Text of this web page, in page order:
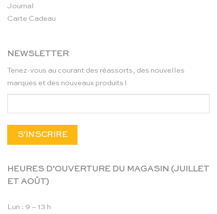
Journal
Carte Cadeau
NEWSLETTER
Tenez-vous au courant des réassorts, des nouvelles
marques et des nouveaux produits !
HEURES D’OUVERTURE DU MAGASIN (JUILLET
ET AOÛT)
Lun : 9 – 13 h